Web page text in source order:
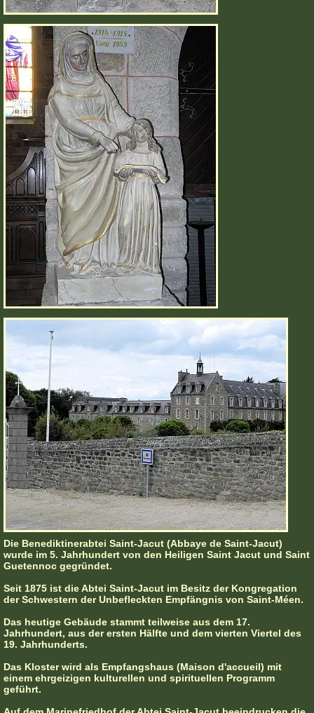
Die Benediktinerabtei Saint-Jacut (Abbaye de Saint-Jacut)
wurde im 5. Jahrhundert von den Heiligen Saint Jacut und Saint
Guetennoc gegründet.
Seit 1875 ist die Abtei Saint-Jacut im Besitz der Kongregation
der Schwestern der Unbefleckten Empfängnis von Saint-Méen.
Das heutige Gebäude stammt teilweise aus dem 17.
Jahrhundert, aus der ersten Hälfte und dem vierten Viertel des
19. Jahrhunderts.
Das Kloster wird als Empfangshaus (Maison d'accueil) mit
einem ehrgeizigen kulturellen und spirituellen Programm
geführt.